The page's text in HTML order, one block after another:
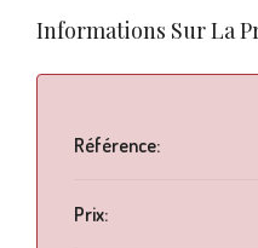
Informations Sur La
Référence:
Prix: